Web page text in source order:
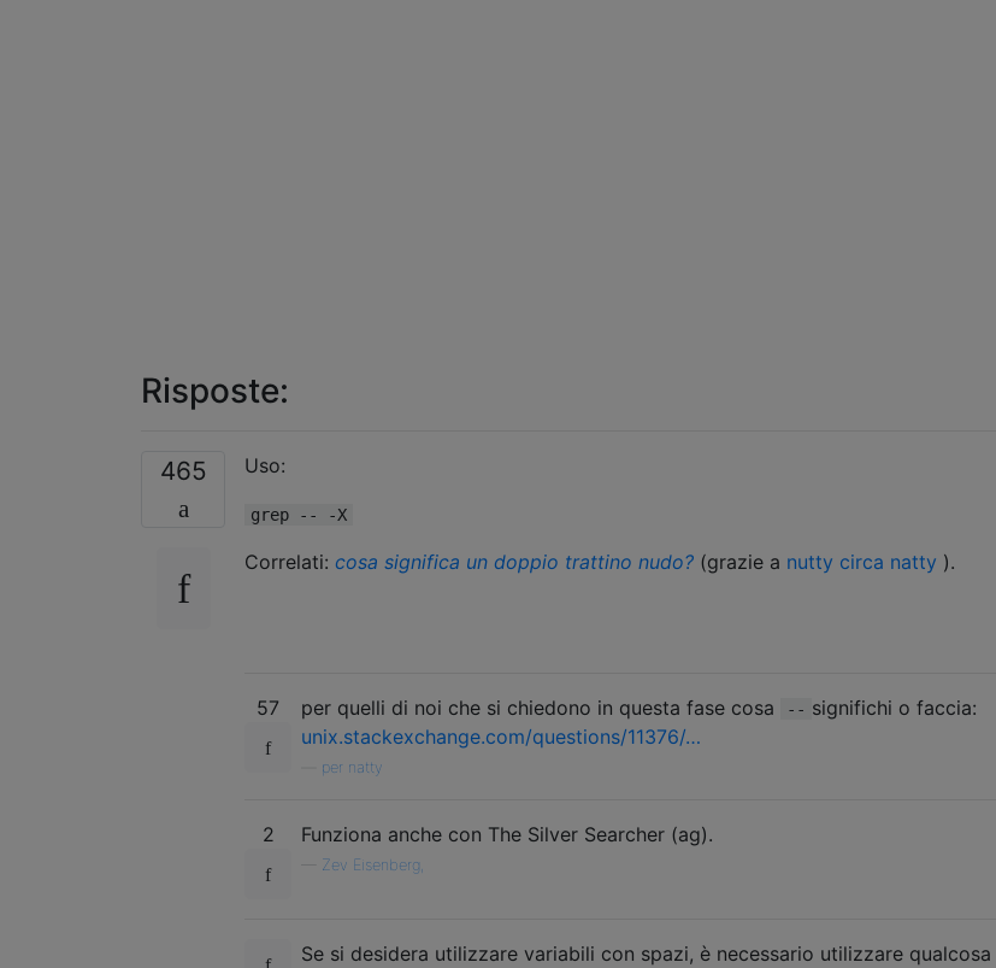
Risposte:
465 Uso:
grep -- -X
Correlati: cosa significa un doppio trattino nudo? (grazie a nutty circa natty ).
57 per quelli di noi che si chiedono in questa fase cosa -- significhi o faccia:
unix.stackexchange.com/questions/11376/…
per natty
2 Funziona anche con The Silver Searcher (ag).
Zev Eisenberg,
Se si desidera utilizzare variabili con spazi, è necessario utilizzare qualcosa